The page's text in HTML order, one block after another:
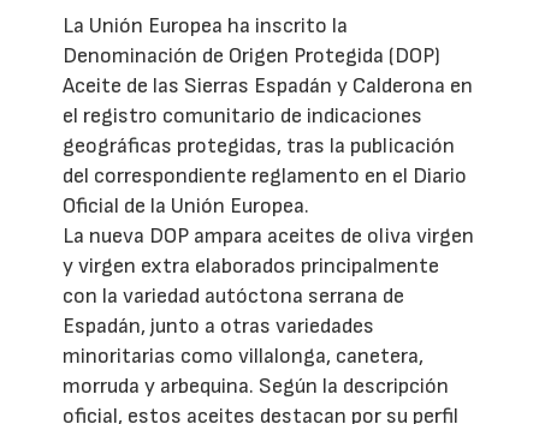
La Unión Europea ha inscrito la
Denominación de Origen Protegida (DOP)
Aceite de las Sierras Espadán y Calderona en
el registro comunitario de indicaciones
geográficas protegidas, tras la publicación
del correspondiente reglamento en el Diario
Oficial de la Unión Europea.
La nueva DOP ampara aceites de oliva virgen
y virgen extra elaborados principalmente
con la variedad autóctona serrana de
Espadán, junto a otras variedades
minoritarias como villalonga, canetera,
morruda y arbequina. Según la descripción
oficial, estos aceites destacan por su perfil